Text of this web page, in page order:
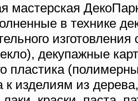
мастерская
в технике
декупажные
пластика
к изделиям из